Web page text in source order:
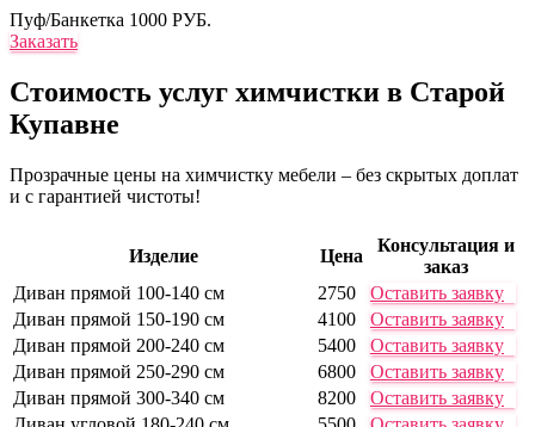
Пуф/Банкетка 1000 РУБ.
Заказать
Стоимость услуг химчистки в Старой
Купавне
Прозрачные цены на химчистку мебели – без скрытых доплат
и с гарантией чистоты!
Изделие Цена
Консультация и
заказ
Диван прямой 100-140 см
2750
Оставить заявку
Диван прямой 150-190 см
4100
Оставить заявку
Диван прямой 200-240 см
5400
Оставить заявку
Диван прямой 250-290 см
6800
Оставить заявку
Диван прямой 300-340 см
8200
Оставить заявку